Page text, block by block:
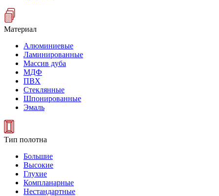
Материал
Алюминиевые
Ламинированные
Массив дуба
МДФ
ПВХ
Стеклянные
Шпонированные
Эмаль
Тип полотна
Большие
Высокие
Глухие
Компланарные
Нестандартные